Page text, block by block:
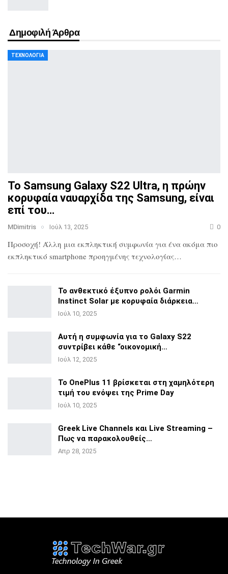
Δημοφιλή Άρθρα
ΤΕΧΝΟΛΟΓΊΑ
Το Samsung Galaxy S22 Ultra, η πρώην
κορυφαία ναυαρχίδατης Samsung, είναι
επί του…
MDimitris Ιούλ 13, 2025 0
Προσοχή! Άλλη μια εκπληκτική συμφωνία για ένα ακόμα πιο
εκπληκτικό smartphone προηγμένης τεχνολογίας…
Το ανθεκτικό έξυπνο ρολόι Garmin
Instinct Solar με κορυφαία διάρκεια…
Ιούλ 10, 2025
Αυτή η συμφωνία για το Galaxy S22
συντρίβει κάθε “οικονομική…
Ιούλ 12, 2025
Το OnePlus 11 βρίσκεται στη χαμηλότερη
τιμή του ενόψει της Prime Day
Ιούλ 10, 2025
Greek Live Channels και Live Streaming –
Πως να παρακολουθείς…
Απρ 28, 2025